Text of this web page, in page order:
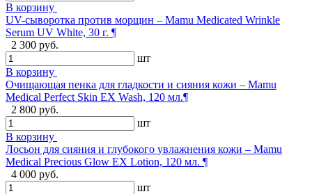
В корзину
UV-сыворотка против морщин – Mamu Medicated Wrinkle
Serum UV White, 30 г. ¶
2 300 руб.
шт
В корзину
Очищающая пенка для гладкости и сияния кожи – Mamu
Medical Perfect Skin EX Wash, 120 мл.¶
2 800 руб.
шт
В корзину
Лосьон для сияния и глубокого увлажнения кожи – Mamu
Medical Precious Glow EX Lotion, 120 мл. ¶
4 000 руб.
шт